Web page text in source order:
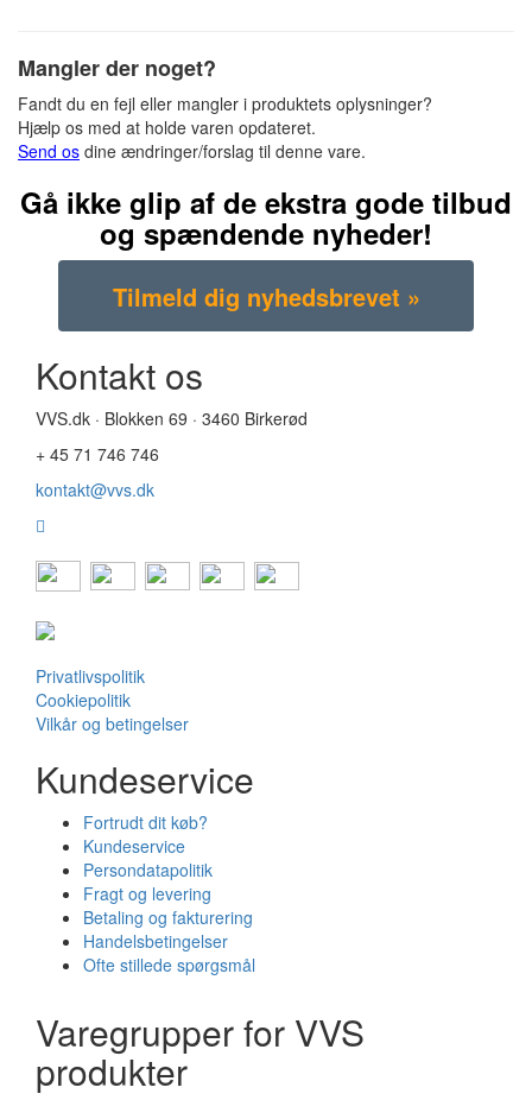
Mangler der noget?
Fandt du en fejl eller mangler i produktets oplysninger?
Hjælp os med at holde varen opdateret.
Send os dine ændringer/forslag til denne vare.
Gå ikke glip af de ekstra gode tilbud
og spændende nyheder!
Kontakt os
VVS.dk · Blokken 69 · 3460 Birkerød
+ 45 71 746 746
kontakt@vvs.dk
Privatlivspolitik
Cookiepolitik
Vilkår og betingelser
Kundeservice
Fortrudt dit køb?
Kundeservice
Persondatapolitik
Fragt og levering
Betaling og fakturering
Handelsbetingelser
Ofte stillede spørgsmål
Varegrupper for VVS
produkter